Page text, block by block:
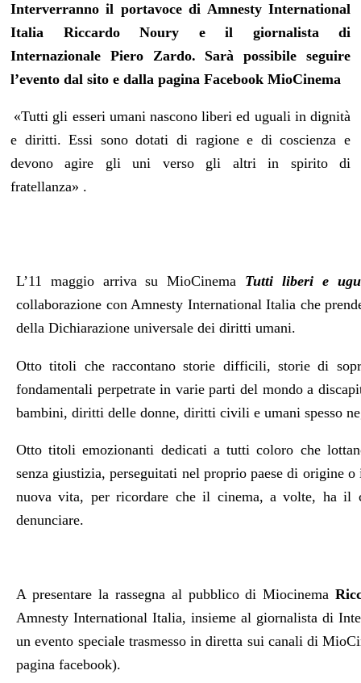
Interverranno il portavoce di Amnesty International
Italia
Riccardo Noury e il giornalista di
Internazionale Piero Zardo. Sarà possibile seguire
l’evento dal sito e dalla pagina Facebook MioCinema
«Tutti gli esseri umani nascono liberi ed uguali in dignità
e diritti. Essi sono dotati di ragione e di coscienza e
devono agire gli uni verso gli altri in spirito di
fratellanza» .
L’11 maggio arriva su MioCinema Tutti liberi e
collaborazione con Amnesty International Italia che
della Dichiarazione universale dei diritti umani.
Otto titoli che raccontanostorie difficili, storie di
fondamentali perpetrate in varie parti del mondo a
bambini, diritti delle donne, diritti civili e umani spesso
Otto titoli emozionanti dedicati a tutti coloro che
senza giustizia, perseguitati nel proprio paese di origine
nuova vita, per ricordare che il cinema, a volte, ha il
denunciare.
A presentare la rassegna al pubblico di Miocinema
Amnesty International Italia, insieme al giornalista di
un evento speciale trasmesso in diretta sui canali di
pagina facebook).